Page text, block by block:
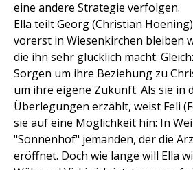
eine andere Strategie verfolgen.
Ella teiltGeorg(Christian
vorerst in Wiesenkirchen bleiben
die ihn sehr glücklich macht.
Sorgen um ihre Beziehung zu
um ihre eigene Zukunft. Als sie in
Überlegungen erzählt, weist Feli
sie auf eine Möglichkeit hin: In
"Sonnenhof" jemanden, der die
eröffnet. Doch wie lange will Ella